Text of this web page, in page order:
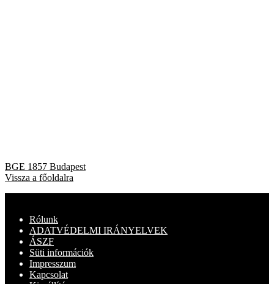
Bejegyzés
navigáció
Previous
post:
BGE 1857 Budapest
Vissza a főoldalra
Rólunk
ADATVÉDELMI IRÁNYELVEK
ÁSZF
Süti információk
Impresszum
Kapcsolat